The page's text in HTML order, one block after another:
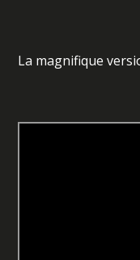
La magnifique